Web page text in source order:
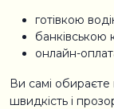
готівкою
банківською
онлайн-
Ви самі
швидкість і